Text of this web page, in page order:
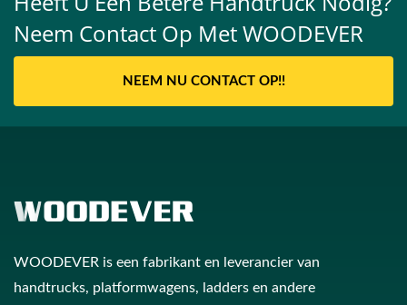
Neem Contact Op Met WOODEVER
NEEM NU CONTACT OP!!
WOODEVER is een fabrikant en leverancier van
handtrucks, platformwagens, ladders en andere